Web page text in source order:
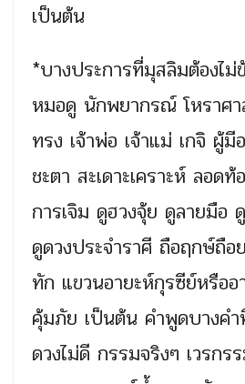
เป็นต้น
*บางประการที่มุสลิมต้องไม่
หมอดู นักพยากรณ์ โหราศ
ทรง เจ้าพ่อ เจ้าแม่ เกจิ ผู้
ชะตา สะเดาะเคราะห์ ลอดท้
การเจิม ดูฮวงจุ้ย ดูลายมือ
ดูดวงประจำราศี ถือฤกษ์ถือ
ทัก แขวนอายะห์กุรซีย์หรืออ
คุ้มภัย เป็นต้น คำพูดบางคำ
ดวงไม่ดี กรรมจริงๆ เวรก